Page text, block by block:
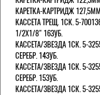
КАРЕТКА-КАРТРИДЖ 127,5ММ
КАССЕТА ТРЕЩ. 1СК. 5-
1/2X1/8" 16ЗУБ.
КАССЕТА/ЗВЕЗДА 1СК. 5-
СЕРЕБР. 14ЗУБ.
КАССЕТА/ЗВЕЗДА 1СК. 5-
СЕРЕБР. 15ЗУБ.
КАССЕТА/ЗВЕЗДА 1СК. 5-